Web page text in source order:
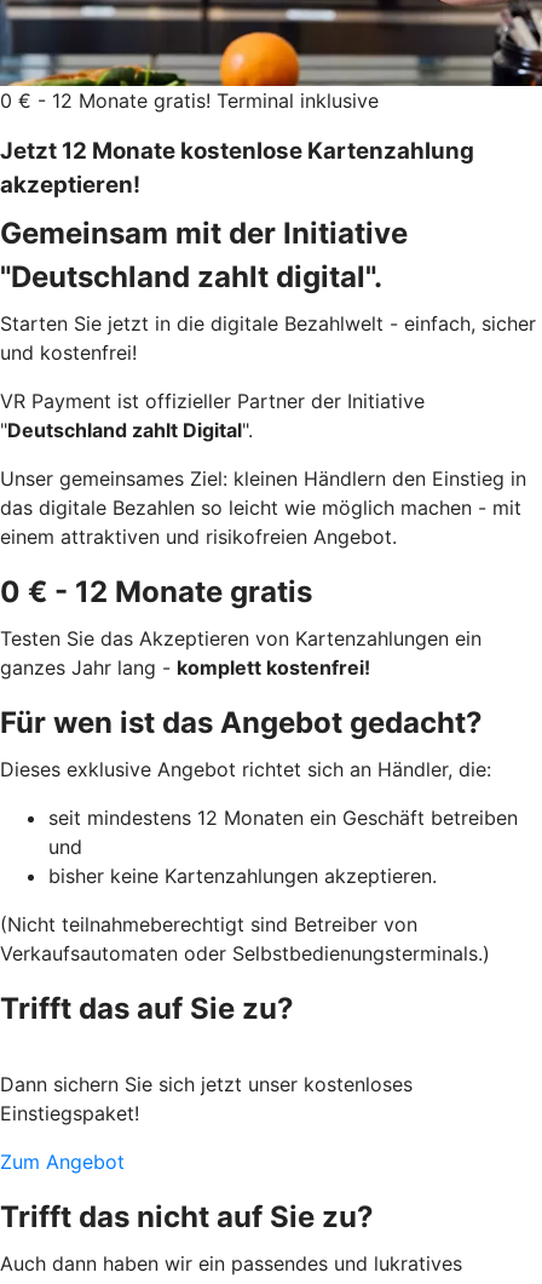
0 € - 12 Monate gratis! Terminal inklusive
Jetzt 12 Monate kostenlose Kartenzahlung
akzeptieren!
Gemeinsam mit der Initiative
"Deutschland zahlt digital".
Starten Sie jetzt in die digitale Bezahlwelt - einfach, sicher
und kostenfrei!
VR Payment ist offizieller Partner der Initiative
"Deutschland zahlt Digital".
Unser gemeinsames Ziel: kleinen Händlern den Einstieg in
das digitale Bezahlen so leicht wie möglich machen - mit
einem attraktiven und risikofreien Angebot.
0 € - 12 Monate gratis
Testen Sie das Akzeptieren von Kartenzahlungen ein
ganzes Jahr lang - komplett kostenfrei!
Für wen ist das Angebot gedacht?
Dieses exklusive Angebot richtet sich an Händler, die:
seit mindestens 12 Monaten ein Geschäft betreiben
und
bisher keine Kartenzahlungen akzeptieren.
(Nicht teilnahmeberechtigt sind Betreiber von
Verkaufsautomaten oder Selbstbedienungsterminals.)
Trifft das auf Sie zu?
Dann sichern Sie sich jetzt unser kostenloses
Einstiegspaket!
Zum Angebot
Trifft das nicht auf Sie zu?
Auch dann haben wir ein passendes und lukratives